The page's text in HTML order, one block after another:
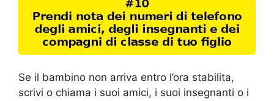
Se il bambino non arriva entro l’ora stabilita,
scrivi o chiama i suoi amici, i suoi insegnanti o i